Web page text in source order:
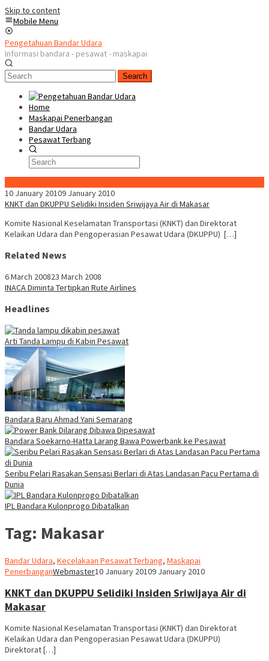
Skip to content
Mobile Menu
Pengetahuan Bandar Udara
Informasi bandara - pesawat - maskapai
Search
Home
Maskapai Penerbangan
Bandar Udara
Pesawat Terbang
10 January 20109 January 2010
KNKT dan DKUPPU Selidiki Insiden Sriwijaya Air di Makasar
Komite Nasional Keselamatan Transportasi (KNKT) dan Direktorat
Kelaikan Udara dan Pengoperasian Pesawat Udara (DKUPPU) […]
Related News
6 March 200823 March 2008
INACA Diminta Tertipkan Rute Airlines
Headlines
Arti Tanda Lampu di Kabin Pesawat
Bandara Baru Ahmad Yani Semarang
Bandara Soekarno-Hatta Larang Bawa Powerbank ke Pesawat
Seribu Pelari Rasakan Sensasi Berlari di Atas Landasan Pacu Pertama di
Dunia
IPL Bandara Kulonprogo Dibatalkan
Tag: Makasar
Bandar Udara, Kecelakaan Pesawat Terbang, Maskapai
PenerbanganWebmaster10 January 20109 January 2010
KNKT dan DKUPPU Selidiki Insiden Sriwijaya Air di
Makasar
Komite Nasional Keselamatan Transportasi (KNKT) dan Direktorat
Kelaikan Udara dan Pengoperasian Pesawat Udara (DKUPPU)
Direktorat […]